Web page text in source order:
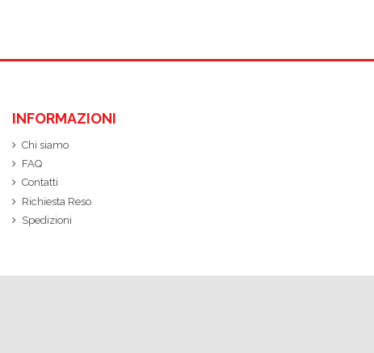
INFORMAZIONI
Chi siamo
FAQ
Contatti
Richiesta Reso
Spedizioni